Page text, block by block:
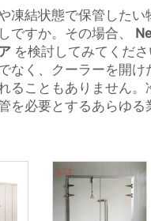
凍結状態で保管したい
ですか。その場合、
を検討してみてくだ
なく、クーラーを開
ることもありません
を必要とするあらゆる